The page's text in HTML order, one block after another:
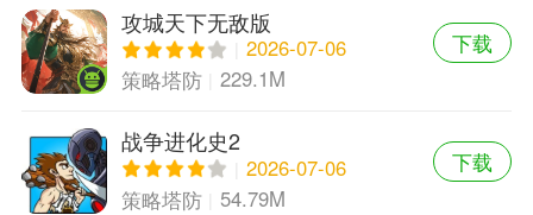
攻城天下无敌版
2026-07-06
策略塔防
229.1M
下载
战争进化史2
2026-07-06
策略塔防
54.79M
下载